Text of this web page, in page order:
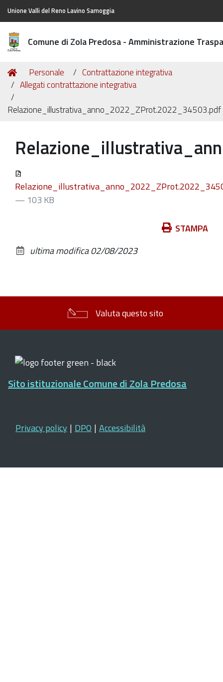
Unione Valli del Reno Lavino Samoggia
Comune di Zola Predosa - Amministrazione
Tu
sei
qui:
Home
Personale
Contrattazione integrativa
Allegati contrattazione integrativa
Relazione_illustrativa_anno_2022_ZProt.2022_34503.pdf
— 103 KB
documento
STAMPA
ultima modifica02/08/2023
Valuta questo sito
Sito istituzionale Comune di Zola Predosa
Privacy policy | DPO | Accessibilità